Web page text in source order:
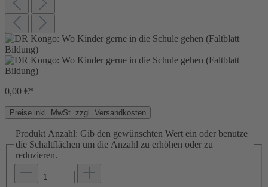
0,00 €*
Preise inkl. MwSt. zzgl. Versandkosten
Produkt Anzahl: Gib den gewünschten Wert ein oder benutze
die Schaltflächen um die Anzahl zu erhöhen oder zu
reduzieren.